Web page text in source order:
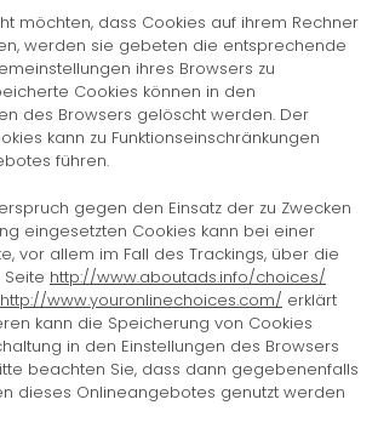
möchten, dass Cookies auf ihrem Rechner
werden sie gebeten die entsprechende
ihres Browsers zu
Cookies können in den
des Browsers gelöscht werden. Der
kann zu Funktionseinschränkungen
führen.
gegen den Einsatz der zu Zwecken
eingesetzten Cookies kann bei einer
vor allem im Fall des Trackings, über die
http://www.aboutads.info/choices/
http://www.youronlinechoices.com/ erklärt
kann die Speicherung von Cookies
in den Einstellungen des Browsers
beachten Sie, dass dann gegebenenfalls
dieses Onlineangebotes genutzt werden